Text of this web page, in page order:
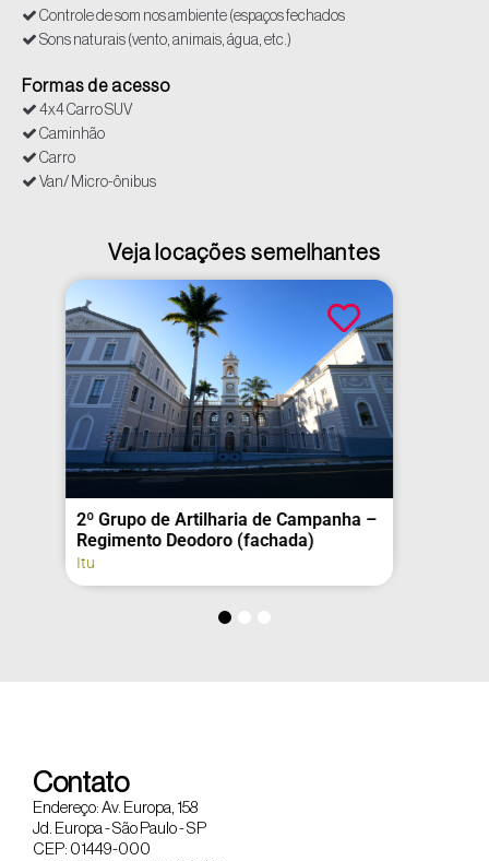
Controle de som nos ambiente (espaços fechados
Sons naturais (vento, animais, água, etc.)
Formas de acesso
4x4 Carro SUV
Caminhão
Carro
Van/ Micro-ônibus
Veja locações semelhantes
2º Grupo de Artilharia de Campanha –
Regimento Deodoro (fachada)
Contato
Endereço: Av. Europa, 158
Jd. Europa - São Paulo - SP
CEP: 01449-000